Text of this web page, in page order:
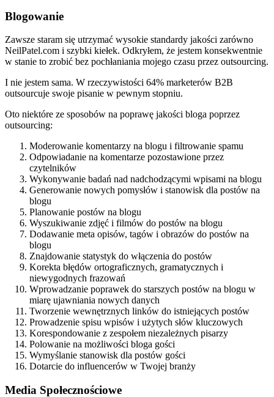
Blogowanie
Zawsze staram się utrzymać wysokie standardy jakości zarówno
NeilPatel.com i szybki kiełek. Odkryłem, że jestem konsekwentnie
w stanie to zrobić bez pochłaniania mojego czasu przez outsourcing.
I nie jestem sama. W rzeczywistości 64% marketerów B2B
outsourcuje swoje pisanie w pewnym stopniu.
Oto niektóre ze sposobów na poprawę jakości bloga poprzez
outsourcing:
Moderowanie komentarzy na blogu i filtrowanie spamu
Odpowiadanie na komentarze pozostawione przez
czytelników
Wykonywanie badań nad nadchodzącymi wpisami na blogu
Generowanie nowych pomysłów i stanowisk dla postów na
blogu
Planowanie postów na blogu
Wyszukiwanie zdjęć i filmów do postów na blogu
Dodawanie meta opisów, tagów i obrazów do postów na
blogu
Znajdowanie statystyk do włączenia do postów
Korekta błędów ortograficznych, gramatycznych i
niewygodnych frazowań
Wprowadzanie poprawek do starszych postów na blogu w
miarę ujawniania nowych danych
Tworzenie wewnętrznych linków do istniejących postów
Prowadzenie spisu wpisów i użytych słów kluczowych
Korespondowanie z zespołem niezależnych pisarzy
Polowanie na możliwości bloga gości
Wymyślanie stanowisk dla postów gości
Dotarcie do influencerów w Twojej branży
Media Społecznościowe